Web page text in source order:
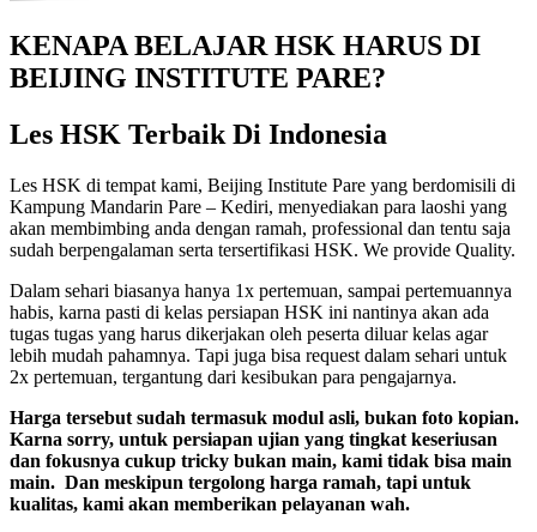
KENAPA BELAJAR HSK HARUS DI
BEIJING INSTITUTE PARE?
Les HSK Terbaik Di Indonesia
Les HSK di tempat kami, Beijing Institute Pare yang berdomisili di
Kampung Mandarin Pare – Kediri, menyediakan para laoshi yang
akan membimbing anda dengan ramah, professional dan tentu saja
sudah berpengalaman serta tersertifikasi HSK. We provide Quality.
Dalam sehari biasanya hanya 1x pertemuan, sampai pertemuannya
habis, karna pasti di kelas persiapan HSK ini nantinya akan ada
tugas tugas yang harus dikerjakan oleh peserta diluar kelas agar
lebih mudah pahamnya. Tapi juga bisa request dalam sehari untuk
2x pertemuan, tergantung dari kesibukan para pengajarnya.
Harga tersebut sudah termasuk modul asli, bukan foto kopian.
Karna sorry, untuk persiapan ujian yang tingkat keseriusan
dan fokusnya cukup tricky bukan main, kami tidak bisa main
main. Dan meskipun tergolong harga ramah, tapi untuk
kualitas, kami akan memberikan pelayanan wah.